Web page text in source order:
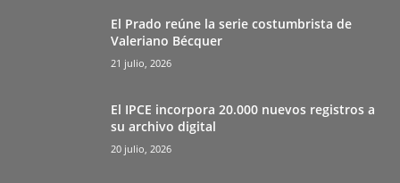
El Prado reúne la serie costumbrista de
Valeriano Bécquer
21 julio, 2026
El IPCE incorpora 20.000 nuevos registros a
su archivo digital
20 julio, 2026